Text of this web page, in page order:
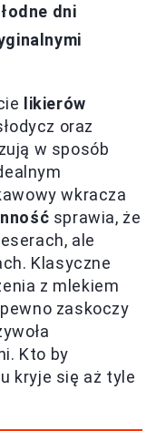
dni
likierów
oraz
w sposób
wkracza
sprawia, że
ale
Klasyczne
z mlekiem
zaskoczy
Kto by
kryje się aż tyle